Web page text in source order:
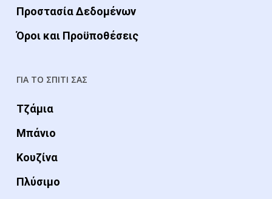
Προστασία Δεδομένων
Όροι και Προϋποθέσεις
ΓΙΑ ΤΟ ΣΠΙΤΙ ΣΑΣ
Τζάμια
Μπάνιο
Κουζίνα
Πλύσιμο